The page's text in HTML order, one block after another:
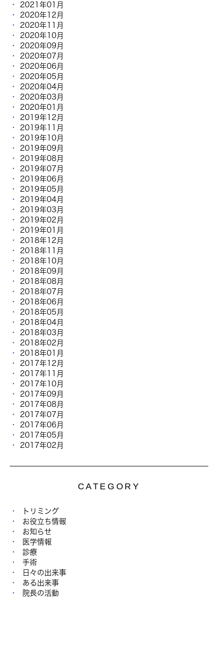
2021年01月
2020年12月
2020年11月
2020年10月
2020年09月
2020年07月
2020年06月
2020年05月
2020年04月
2020年03月
2020年01月
2019年12月
2019年11月
2019年10月
2019年09月
2019年08月
2019年07月
2019年06月
2019年05月
2019年04月
2019年03月
2019年02月
2019年01月
2018年12月
2018年11月
2018年10月
2018年09月
2018年08月
2018年07月
2018年06月
2018年05月
2018年04月
2018年03月
2018年02月
2018年01月
2017年12月
2017年11月
2017年10月
2017年09月
2017年08月
2017年07月
2017年06月
2017年05月
2017年02月
CATEGORY
トリミング
お役立ち情報
お知らせ
医学情報
診療
手術
日々の出来事
ある出来事
院長の活動